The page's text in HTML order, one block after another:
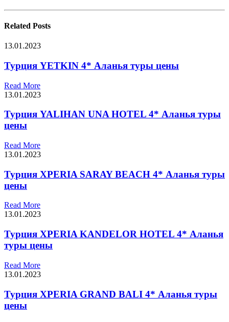
Related Posts
13.01.2023
Турция YETKIN 4* Аланья туры цены
Read More
13.01.2023
Турция YALIHAN UNA HOTEL 4* Аланья туры
цены
Read More
13.01.2023
Турция XPERIA SARAY BEACH 4* Аланья туры
цены
Read More
13.01.2023
Турция XPERIA KANDELOR HOTEL 4* Аланья
туры цены
Read More
13.01.2023
Турция XPERIA GRAND BALI 4* Аланья туры
цены